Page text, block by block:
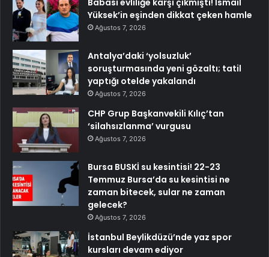
Babası evliliğe karşı çıkmıştı! İsmail
Yüksek’in eşinden dikkat çeken hamle
Ağustos 7, 2026
Antalya’daki ‘yolsuzluk’
soruşturmasında yeni gözaltı; tatil
yaptığı otelde yakalandı
Ağustos 7, 2026
CHP Grup Başkanvekili Kılıç’tan
‘silahsızlanma’ vurgusu
Ağustos 7, 2026
Bursa BUSKİ su kesintisi! 22-23
Temmuz Bursa’da su kesintisi ne
zaman bitecek, sular ne zaman
gelecek?
Ağustos 7, 2026
İstanbul Beylikdüzü’nde yaz spor
kursları devam ediyor